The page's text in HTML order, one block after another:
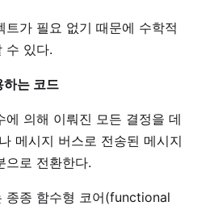
트가 필요 없기 때문에 수학적
수 있다.
하는 코드
에 의해 이뤄진 모든 결정을 데
메시지 버스로 전송된 메시지
으로 전환한다.
종종 함수형 코어(functional